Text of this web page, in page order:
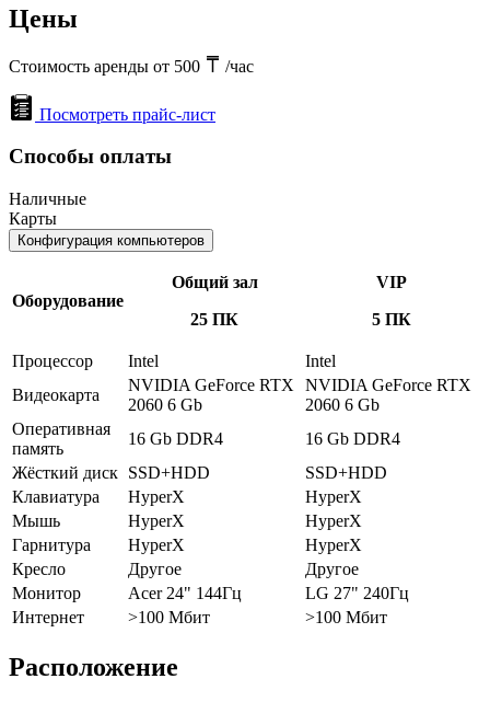
Цены
Стоимость аренды от 500 /час
Посмотреть прайс-лист
Способы оплаты
Наличные
Карты
Конфигурация компьютеров
Оборудование
Общий зал
25 ПК
VIP
5 ПК
Процессор Intel
Intel
Видеокарта
NVIDIA GeForce RTX
2060 6 Gb
NVIDIA GeForce RTX
2060 6 Gb
Оперативная
память
16 Gb DDR4
16 Gb DDR4
Жёсткий диск SSD+HDD
SSD+HDD
Клавиатура
HyperX
HyperX
Мышь
HyperX
HyperX
Гарнитура
HyperX
HyperX
Кресло
Другое
Другое
Монитор
Acer 24" 144Гц
LG 27" 240Гц
Интернет
>100 Мбит >100 Мбит
Расположение